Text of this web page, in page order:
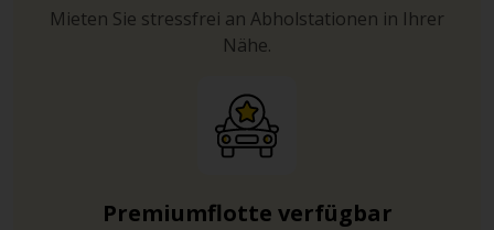
Mieten Sie stressfrei an Abholstationen in Ihrer
Nähe.
Premiumflotte verfügbar